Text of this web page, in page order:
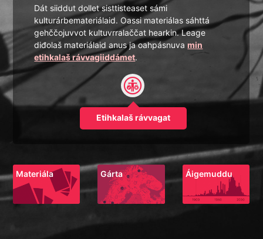
Dát siiddut dollet sisttisteaset sámi
kulturárbemateriálaid. Oassi materiálas sáhttá
gehččojuvvot kultuvrralaččat hearkin. Leage
diđolaš materiálaid anus ja oahpásnuvamin
etihkalaš rávvagiiddámet.
Etihkalaš rávvagat
Materiála Gárta Áigemuddu